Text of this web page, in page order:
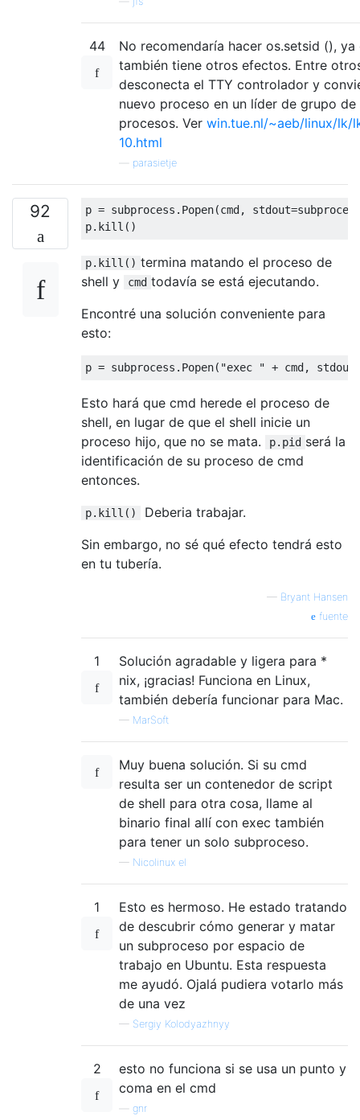
44
No recomendaría hacer os.setsid (), ya
también tiene otros efectos. Entre
desconecta el TTY controlador y
nuevo proceso en un líder de grupo de
procesos. Ver win.tue.nl/~aeb/linux/lk/
10.html
parasietje
92 p = subprocess . Popen(cmd, stdout=
p. kill ()
p.kill() termina matando el proceso de
shell y
cmd todavía se está ejecutando.
Encontré una solución conveniente para
esto:
p = subprocess . Popen( "exec " + cmd, stdout
Esto hará que cmd herede el proceso de
shell, en lugar de que el shell inicie un
proceso hijo, que no se mata.
p.pid será la
identificación de su proceso de cmd
entonces.
p.kill()
Deberia trabajar.
Sin embargo, no sé qué efecto tendrá esto
en tu tubería.
— Bryant Hansen
fuente
1
Solución agradable y ligera para *
nix, ¡gracias! Funciona en Linux,
también debería funcionar para Mac.
— MarSoft
Muy buena solución. Si su cmd
resulta ser un contenedor de script
de shell para otra cosa, llame al
binario final allí con exec también
para tener un solo subproceso.
— Nicolinux el
1
Esto es hermoso. He estado tratando
de descubrir cómo generar y matar
un subproceso por espacio de
trabajo en Ubuntu. Esta respuesta
me ayudó. Ojalá pudiera votarlo más
de una vez
— Sergiy Kolodyazhnyy
2
esto no funciona si se usa un punto y
coma en el cmd
gnr